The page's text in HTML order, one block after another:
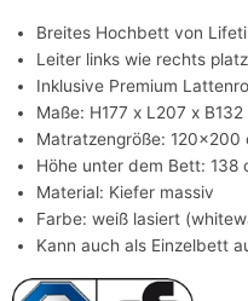
Breites Hochbett von
Leiter links wie rechts
Inklusive Premium
Maße: H177 x L207 x B132
Matratzengröße: 120x200
Höhe unter dem Bett: 138
Material: Kiefer massiv
Farbe: weiß lasiert
Kann auch als Einzelbett